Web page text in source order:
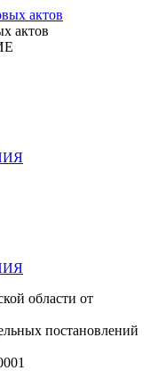
актов
области от
постановлений